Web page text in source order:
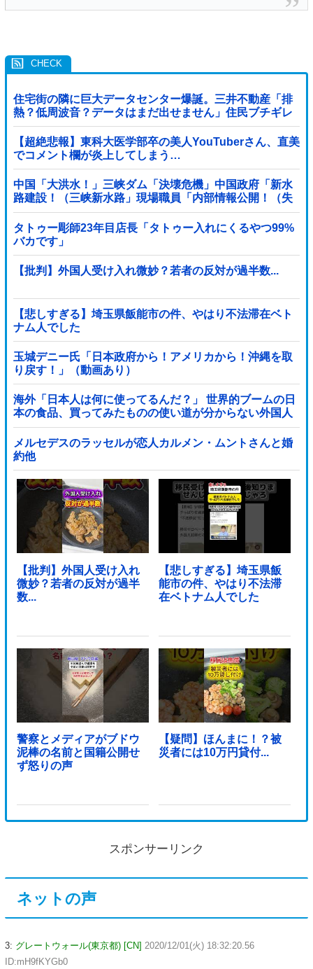
住宅街の隣に巨大データセンター爆誕。三井不動産「排
熱？低周波音？データはまだ出せません」住民ブチギレ
【超絶悲報】東科大医学部卒の美人YouTuberさん、直美
でコメント欄が炎上してしまう…
中国「大洪水！」三峡ダム「決壊危機」中国政府「新水
路建設！（三峡新水路」現場職員「内部情報公開！（失
踪」湖南省「三峡放流情報（画像」台風13号「...
タトゥー彫師23年目店長「タトゥー入れにくるやつ99%
バカです」
【批判】外国人受け入れ微妙？若者の反対が過半数...
【悲しすぎる】埼玉県飯能市の件、やはり不法滞在ベト
ナム人でした
玉城デニー氏「日本政府から！アメリカから！沖縄を取
り戻す！」（動画あり）
海外「日本人は何に使ってるんだ？」 世界的ブームの日
本の食品、買ってみたものの使い道が分からない外国人
が続出
メルセデスのラッセルが恋人カルメン・ムントさんと婚
約他
【批判】外国人受け入れ
微妙？若者の反対が過半
数...
【悲しすぎる】埼玉県飯
能市の件、やはり不法滞
在ベトナム人でした
警察とメディアがブドウ
泥棒の名前と国籍公開せ
ず怒りの声
【疑問】ほんまに！？被
災者には10万円貸付...
スポンサーリンク
ネットの声
3: グレートウォール(東京都) [CN] 2020/12/01(火) 18:32:20.56
ID:mH9fKYGb0